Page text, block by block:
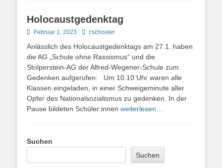
Holocaustgedenktag
Posted
Februar 1, 2023 Autorcschouler
Anlässlich des Holocaustgedenktags am 27.1. haben
die AG „Schule ohne Rassismus“ und die
Stolperstein-AG der Alfred-Wegener-Schule zum
Gedenken aufgerufen: Um 10.10 Uhr waren alle
Klassen eingeladen, in einer Schweigeminute aller
Opfer des Nationalsozialismus zu gedenken. In der
Pause bildeten Schüler:innen weiterlesen…
Suchen
Suchen